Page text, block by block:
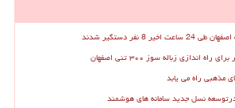
زباله سوز ۳۰۰ تنی اصفهان
مذهبی راه می یابد
نسل جدید سامانه های هوشمند